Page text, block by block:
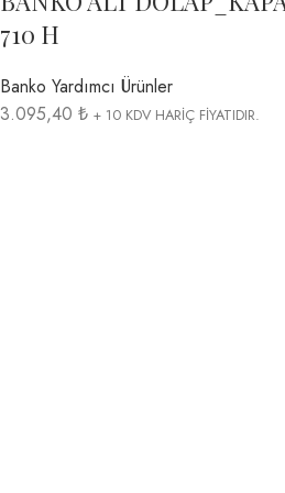
710 H
Banko Yardımcı Ürünler
3.095,40 ₺ + 10 KDV HARİÇ FİYATIDIR.